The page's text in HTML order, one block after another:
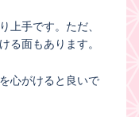
上手です。ただ、
る面もあります。
心がけると良いで